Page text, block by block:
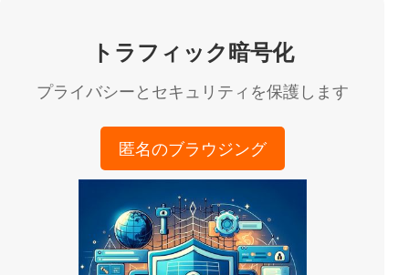
トラフィック暗号化
プライバシーとセキュリティを保護します
匿名のブラウジング